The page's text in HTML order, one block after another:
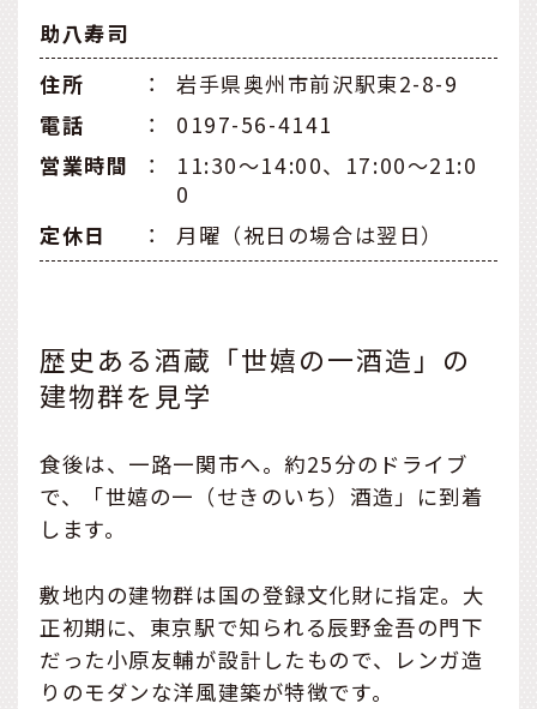
助八寿司
住所
：
岩手県奥州市前沢駅東2-8-9
電話
：
0197-56-4141
営業時間
：
11:30〜14:00、17:00〜21:0
0
定休日
： 月曜（祝日の場合は翌日）
歴史ある酒蔵「世嬉の一酒造」の
建物群を見学
食後は、一路一関市へ。約25分のドライブ
で、「世嬉の一（せきのいち）酒造」に到着
します。
敷地内の建物群は国の登録文化財に指定。大
正初期に、東京駅で知られる辰野金吾の門下
だった小原友輔が設計したもので、レンガ造
りのモダンな洋風建築が特徴です。